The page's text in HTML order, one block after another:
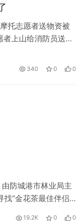
托志愿者送物资被
上山给消防员送物
火，被警察制止
340 0 0
防城港市林业局主
“金花茶最佳伴侣”
19.2K 0 0